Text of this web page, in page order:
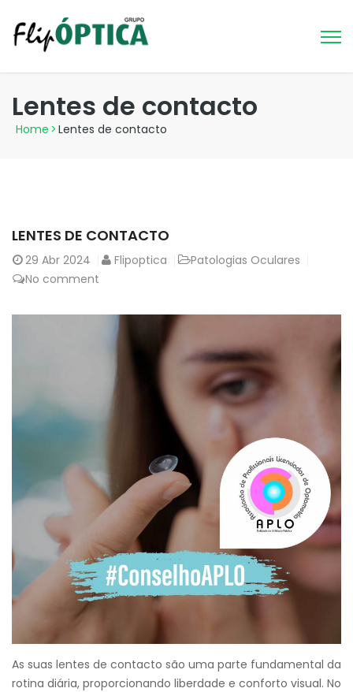
Lentes de contacto
Home > Lentes de contacto
LENTES DE CONTACTO
29 Abr 2024 Flipoptica
Patologias Oculares
No comment
As suas lentes de contacto são uma parte fundamental da
rotina diária, proporcionando liberdade e conforto visual. No